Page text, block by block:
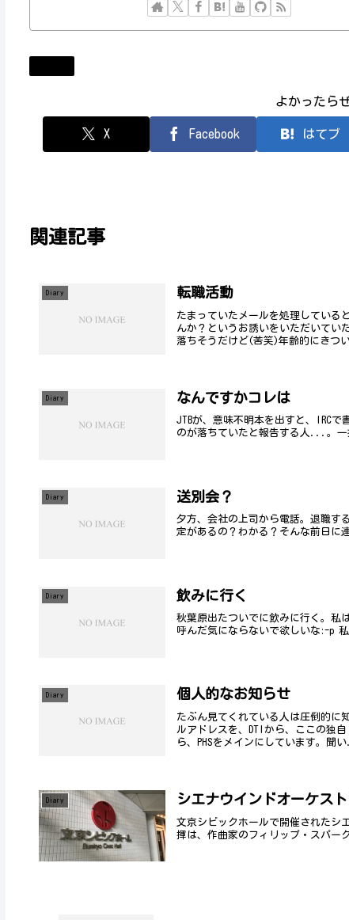
よかったら
X Facebook はてブ
関連記事
Diary 転職活動
たまっていたメールを処理している
んか？というお誘いをいただいてい
落ちそうだけど(苦笑)年齢的にきつ
Diary なんですかコレは
JTBが、意味不明本を出すと、IRC
のが落ちていたと報告する人...。
Diary 送別会？
夕方、会社の上司から電話。退職す
定があるの？わかる？そんな前日に
Diary 飲みに行く
秋葉原出たついでに飲みに行く。私
呼んだ気にならないで欲しいな:-p
Diary 個人的なお知らせ
たぶん見てくれている人は圧倒的に
ルアドレスを、DTIから、ここの独
ら、PHSをメインにしています。聞
Diary シエナウインドオーケス
文京シビックホールで開催されたシ
揮は、作曲家のフィリップ・スパー